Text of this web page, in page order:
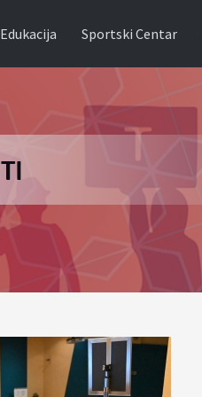
Edukacija Sportski Centar